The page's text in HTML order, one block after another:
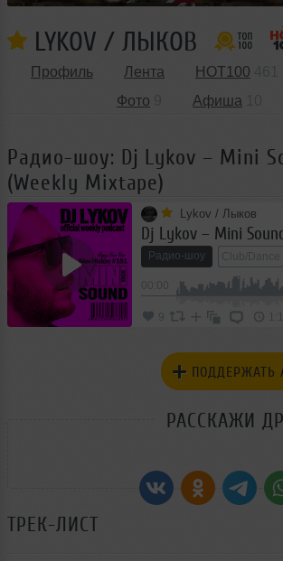
LYKOV / ЛЫКОВ
Профиль Лента HOT100
Фото
Афиша
Радио-шоу: Dj Lykov – Mini
(Weekly Mixtape)
Lykov / Лыков
Радио-шоу Club/Dance
9
ПОДДЕРЖАТЬ
РАССКАЖИ
ТРЕК-ЛИСТ